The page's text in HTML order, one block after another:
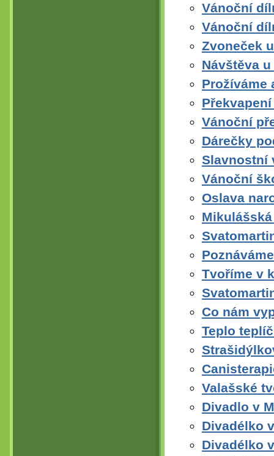
Vánoční
Vánoční
Zvoneček
Návštěva
Prožíváme
Vánoční
Dárečky
Slavnostní
Vánoční
Oslava
Tvoříme v
Co nám
Teplo
Valašské
Divadlo v
Divadélko
Divadélko